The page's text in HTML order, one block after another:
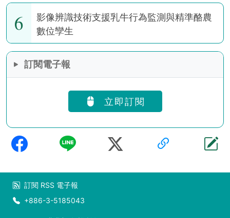
6
影像辨識技術支援乳牛行為監測與精準酪農
數位孿生
訂閱電子報
立即訂閱
訂閱 RSS 電子報
+886-3-5185043